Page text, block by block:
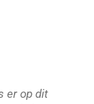
er op dit